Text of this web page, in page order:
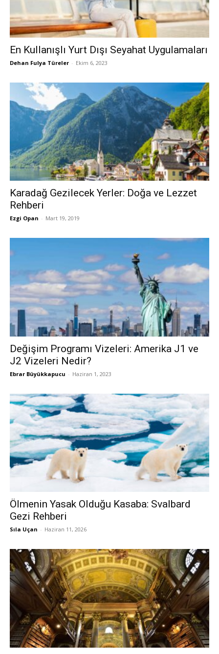
En Kullanışlı Yurt Dışı Seyahat Uygulamaları
Dehan Fulya Türeler - Ekim 6, 2023
Karadağ Gezilecek Yerler: Doğa ve Lezzet
Rehberi
Ezgi Opan - Mart 19, 2019
Değişim Programı Vizeleri: Amerika J1 ve
J2 Vizeleri Nedir?
Ebrar Büyükkapucu - Haziran 1, 2023
Ölmenin Yasak Olduğu Kasaba: Svalbard
Gezi Rehberi
Sıla Uçan - Haziran 11, 2026